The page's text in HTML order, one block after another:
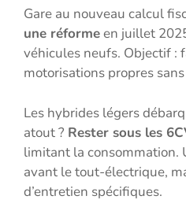
Gare au nouveau calcul
une réformeen juillet
véhicules neufs. Objectif :
motorisations propres
Les hybrides légers
atout ? Rester sous les
limitant la consommation.
avant le tout-électrique,
d’entretien spécifiques.